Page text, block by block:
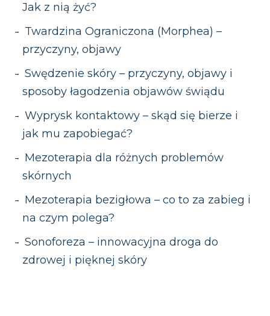
kwasów tłuszczowych, witamin (np.
witaminy A i E) mogą wpływać na
nawilżenie skóry.
środków chemicznych i bez
alkoholu.
Zastosowanie nawilżaczy
powietrza– zwłaszcza zimą, aby
zwiększyć wilgotność w
Ochrona skóry przed zimnem i
wiatrem– noszenie odpowiedniej
odzieży i rękawic w chłodne dni.
skóry od wewnątrz pomaga
utrzymać ją miękką i elastyczną.
Jak z nią żyć?
Twardzina Ograniczona (Morphea) –
przyczyny, objawy
Swędzenie skóry – przyczyny, objawy i
sposoby łagodzenia objawów świądu
Wyprysk kontaktowy – skąd się bierze i
jak mu zapobiegać?
Mezoterapia dla różnych problemów
skórnych
Mezoterapia bezigłowa – co to za zabieg i
na czym polega?
Sonoforeza – innowacyjna droga do
zdrowej i pięknej skóry